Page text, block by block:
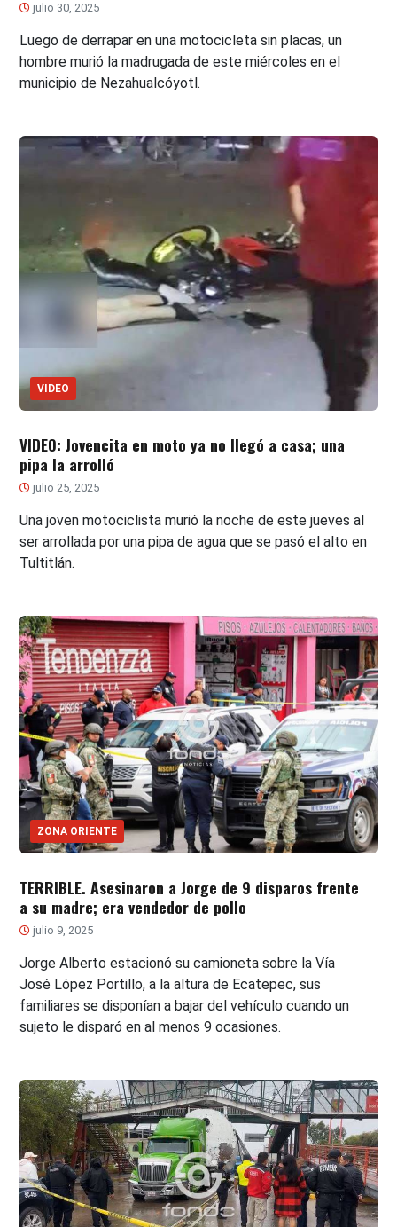
julio 30, 2025
Luego de derrapar en una motocicleta sin placas, un
hombre murió la madrugada de este miércoles en el
municipio de Nezahualcóyotl.
VIDEO
VIDEO: Jovencita en moto ya no llegó a casa; una
pipa la arrolló
julio 25, 2025
Una joven motociclista murió la noche de este jueves al
ser arrollada por una pipa de agua que se pasó el alto en
Tultitlán.
ZONA ORIENTE
TERRIBLE. Asesinaron a Jorge de 9 disparos frente
a su madre; era vendedor de pollo
julio 9, 2025
Jorge Alberto estacionó su camioneta sobre la Vía
José López Portillo, a la altura de Ecatepec, sus
familiares se disponían a bajar del vehículo cuando un
sujeto le disparó en al menos 9 ocasiones.